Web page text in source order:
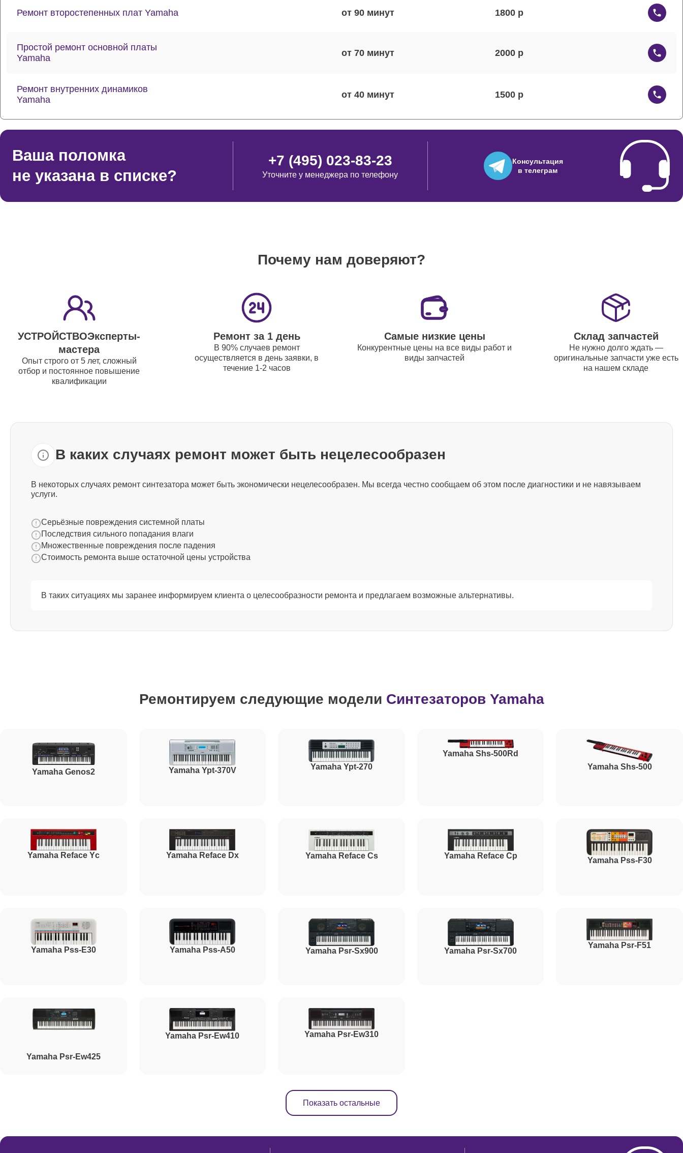
Ремонт второстепенных плат Yamaha от 90 1800
Простой ремонт основной платы
Yamaha
от 70 2000
Ремонт внутренних динамиков
Yamaha
от 40 1500
Восстановление шлейфов и
Ремонт токопроводящих резинок
механизма клавиш Yamaha
от 80 1000
от 70
Ремонт механизма клавиш Yamaha
Ремонт клавиш Yamaha
Ремонт клавиш и уплотнителей
внутрикорпусная Yamaha
Ремонт корпусных элементов
от 80
Восстановление после попадания
Прошивка (Обновление ПО) Yamaha
Ваша поломка
не указана в списке?
+7 (495) 023-83-23
Уточните у менеджера по телефону
Консультация
в телеграм
Почему нам доверяют?
УСТРОЙСТВОЭксперты-
мастера
Опыт строго от 5 лет, сложный
отбор и постоянное повышение
квалификации
Ремонт за 1 день
В 90% случаев ремонт
осуществляется в день заявки, в
течение 1-2 часов
Самые низкие цены
Конкурентные цены на все виды работ и
виды запчастей
Склад запчастей
Не нужно долго ждать —
оригинальные запчасти уже есть
на нашем складе
В каких случаях ремонт может быть нецелесообразен
В некоторых случаях ремонт синтезатора может быть экономически нецелесообразен. Мы всегда честно сообщаем об этом после диагностики и не навязываем
услуги.
Серьёзные повреждения системной платы
Последствия сильного попадания влаги
Множественные повреждения после падения
Стоимость ремонта выше остаточной цены устройства
В таких ситуациях мы заранее информируем клиента о целесообразности ремонта и предлагаем возможные альтернативы.
Ремонтируем следующие модели Синтезаторов Yamaha
Yamaha Genos2 Yamaha Ypt-370V Yamaha Ypt-270
Yamaha Shs-500Rd
Yamaha Shs-500
Yamaha Reface Yc Yamaha Reface Dx Yamaha Reface Cs Yamaha Reface Cp
Yamaha Pss-F30
Yamaha Pss-E30 Yamaha Pss-A50 Yamaha Psr-Sx900 Yamaha Psr-Sx700
Yamaha Psr-F51
Yamaha Psr-Ew425
Yamaha Psr-Ew410 Yamaha Psr-Ew310
Показать остальные